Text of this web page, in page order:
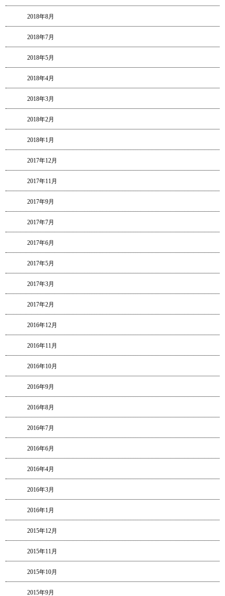
2018年8月
2018年7月
2018年5月
2018年4月
2018年3月
2018年2月
2018年1月
2017年12月
2017年11月
2017年9月
2017年7月
2017年6月
2017年5月
2017年3月
2017年2月
2016年12月
2016年11月
2016年10月
2016年9月
2016年8月
2016年7月
2016年6月
2016年4月
2016年3月
2016年1月
2015年12月
2015年11月
2015年10月
2015年9月